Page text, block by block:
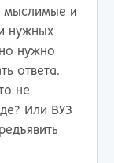
мыслимые и
нужных
нужно
ответа.
не
Или ВУЗ